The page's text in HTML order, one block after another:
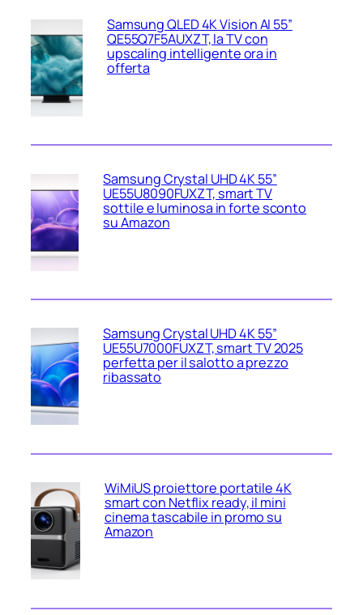
Samsung QLED 4K Vision AI 55”
QE55Q7F5AUXZT, la TV con
upscaling intelligente ora in
offerta
Samsung Crystal UHD 4K 55”
UE55U8090FUXZT, smart TV
sottile e luminosa in forte sconto
su Amazon
Samsung Crystal UHD 4K 55”
UE55U7000FUXZT, smart TV 2025
perfetta per il salotto a prezzo
ribassato
WiMiUS proiettore portatile 4K
smart con Netflix ready, il mini
cinema tascabile in promo su
Amazon